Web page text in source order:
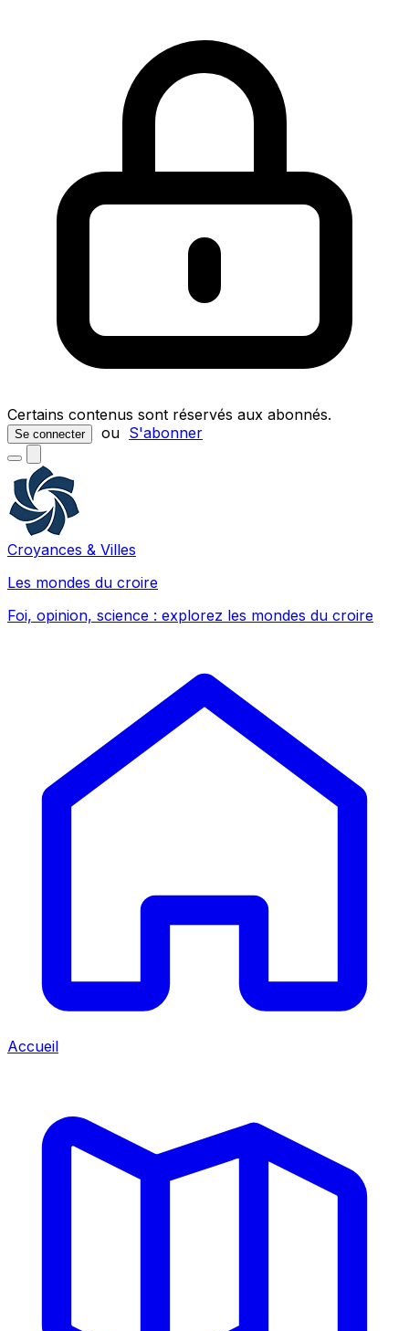
Certains contenus sont réservés aux abonnés.
Se connecter ou S'abonner
Croyances & Villes
Les mondes du croire
Foi, opinion, science : explorez les mondes du croire
Accueil